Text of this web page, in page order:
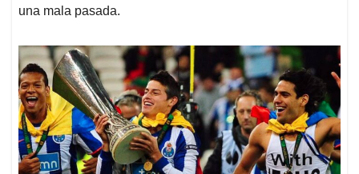
una mala pasada.